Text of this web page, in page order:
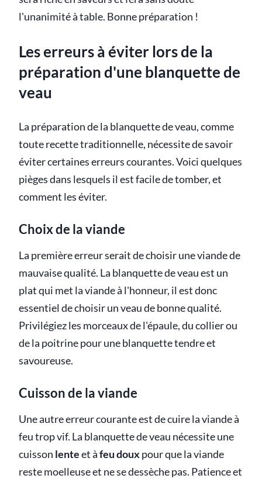
l'unanimité à table. Bonne préparation !
Les erreurs à éviter lors de la
préparation d'une blanquette de
veau
La préparation de la blanquette de veau, comme
toute recette traditionnelle, nécessite de savoir
éviter certaines erreurs courantes. Voici quelques
pièges dans lesquels il est facile de tomber, et
comment les éviter.
Choix de la viande
La première erreur serait de choisir une viande de
mauvaise qualité. La blanquette de veau est un
plat qui met la viande à l'honneur, il est donc
essentiel de choisir un veau de bonne qualité.
Privilégiez les morceaux de l'épaule, du collier ou
de la poitrine pour une blanquette tendre et
savoureuse.
Cuisson de la viande
Une autre erreur courante est de cuire la viande à
feu trop vif. La blanquette de veau nécessite une
cuisson lenteet àfeu douxpour que la viande
reste moelleuse et ne se dessèche pas. Patience et